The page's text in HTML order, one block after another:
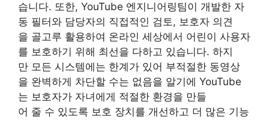
습니다. 또한, YouTube 엔지니어링팀이 개발한 자
동 필터와 담당자의 직접적인 검토, 보호자 의견
을 골고루 활용하여 온라인 세상에서 어린이 사용자
를 보호하기 위해 최선을 다하고 있습니다. 하지
만 모든 시스템에는 한계가 있어 부적절한 동영상
을 완벽하게 차단할 수는 없음을 알기에 YouTube
는 보호자가 자녀에게 적절한 환경을 만들
어 줄 수 있도록 보호 장치를 개선하고 더 많은 기능